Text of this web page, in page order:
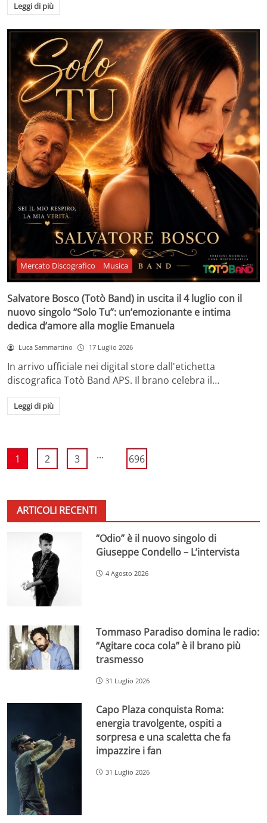
Leggi di più
Mercato Discografico Musica
Salvatore Bosco (Totò Band) in uscita il 4 luglio con il
nuovo singolo “Solo Tu”: un’emozionante e intima
dedica d’amore alla moglie Emanuela
Luca Sammartino 17 Luglio 2026
In arrivo ufficiale nei digital store dall'etichetta
discografica Totò Band APS. Il brano celebra il…
Leggi di più
1 2 3 ... 696
ARTICOLI RECENTI
“Odio” è il nuovo singolo di
Giuseppe Condello – L’intervista
4 Agosto 2026
Tommaso Paradiso domina le radio:
“Agitare coca cola” è il brano più
trasmesso
31 Luglio 2026
Capo Plaza conquista Roma:
energia travolgente, ospiti a
sorpresa e una scaletta che fa
impazzire i fan
31 Luglio 2026